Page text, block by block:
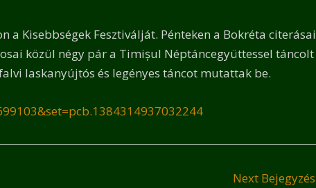
a Kisebbségek Fesztiválját. Pénteken a Bokréta citerásai
közül négy pár a Timișul Néptáncegyüttessel táncolt
laskanyújtós és legényes táncot mutattak be.
Next Bejegyzés